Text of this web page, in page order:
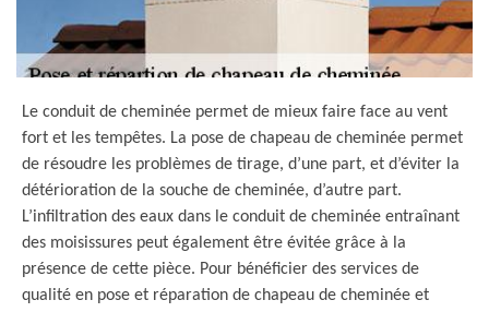
Le conduit de cheminée permet de mieux faire face au vent
fort et les tempêtes. La pose de chapeau de cheminée permet
de résoudre les problèmes de tirage, d’une part, et d’éviter la
détérioration de la souche de cheminée, d’autre part.
L’infiltration des eaux dans le conduit de cheminée entraînant
des moisissures peut également être évitée grâce à la
présence de cette pièce. Pour bénéficier des services de
qualité en pose et réparation de chapeau de cheminée et